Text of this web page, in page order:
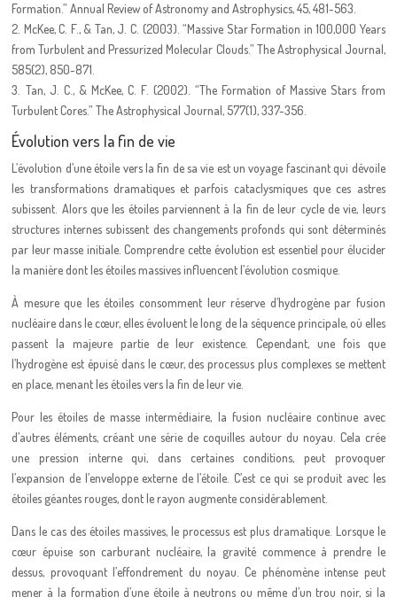
Formation.” Annual Review of Astronomy and Astrophysics, 45, 481-563.
2. McKee, C. F., & Tan, J. C. (2003). “Massive Star Formation in 100,000 Years
from Turbulent and Pressurized Molecular Clouds.” The Astrophysical Journal,
585(2), 850-871.
3. Tan, J. C., & McKee, C. F. (2002). “The Formation of Massive Stars from
Turbulent Cores.” The Astrophysical Journal, 577(1), 337-356.
Évolution vers la fin de vie
L’évolution d’une étoile vers la fin de sa vie est un voyage fascinant qui dévoile
les transformations dramatiques et parfois cataclysmiques que ces astres
subissent. Alors que les étoiles parviennent à la fin de leur cycle de vie, leurs
structures internes subissent des changements profonds qui sont déterminés
par leur masse initiale. Comprendre cette évolution est essentiel pour élucider
la manière dont les étoiles massives influencent l’évolution cosmique.
À mesure que les étoiles consomment leur réserve d’hydrogène par fusion
nucléaire dans le cœur, elles évoluent le long de la séquence principale, où elles
passent la majeure partie de leur existence. Cependant, une fois que
l’hydrogène est épuisé dans le cœur, des processus plus complexes se mettent
en place, menant les étoiles vers la fin de leur vie.
Pour les étoiles de masse intermédiaire, la fusion nucléaire continue avec
d’autres éléments, créant une série de coquilles autour du noyau. Cela crée
une pression interne qui, dans certaines conditions, peut provoquer
l’expansion de l’enveloppe externe de l’étoile. C’est ce qui se produit avec les
étoiles géantes rouges, dont le rayon augmente considérablement.
Dans le cas des étoiles massives, le processus est plus dramatique. Lorsque le
cœur épuise son carburant nucléaire, la gravité commence à prendre le
dessus, provoquant l’effondrement du noyau. Ce phénomène intense peut
mener à la formation d’une étoile à neutrons ou même d’un trou noir, si la